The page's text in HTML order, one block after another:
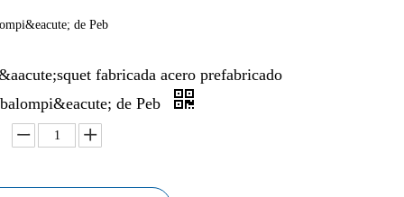
de Peb
fabricada acero prefabricado
de Peb